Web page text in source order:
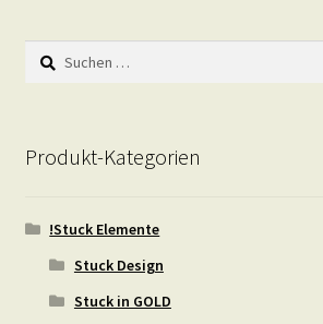
Suchen
nach:
Produkt-Kategorien
!Stuck Elemente
Stuck Design
Stuck in GOLD